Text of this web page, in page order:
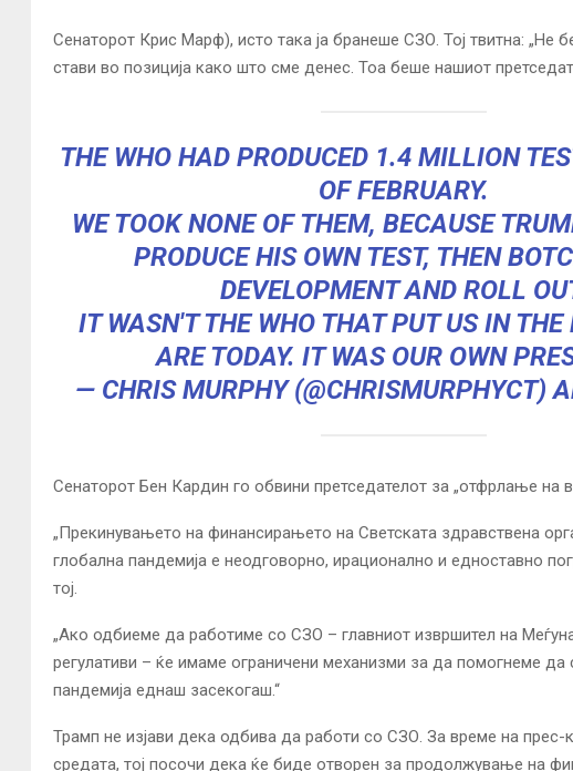
Сенаторот Крис Марф), исто така ја бранеше СЗО. Тој твитна: „Не
стави во позиција како што сме денес. Тоа беше нашиот
THE WHO HAD PRODUCED 1.4 MILLION
OF FEBRUARY.
WE TOOK NONE OF THEM, BECAUSE
PRODUCE HIS OWN TEST, THEN
DEVELOPMENT AND ROLL
IT WASN'T THE WHO THAT PUT US IN THE
ARE TODAY. IT WAS OUR OWN
— CHRIS MURPHY (@CHRISMURPHYCT)
Сенаторот Бен Кардин го обвини претседателот за „отфрлање на
„Прекинувањето на финансирањето на Светската здравствена
глобална пандемија е неодговорно, ирационално и едноставно
тој.
„Ако одбиеме да работиме со СЗО – главниот извршител на
регулативи – ќе имаме ограничени механизми за да помогнеме да
пандемија еднаш засекогаш.“
Трамп не изјави дека одбива да работи со СЗО. За време на прес-
средата, тој посочи дека ќе биде отворен за продолжување на